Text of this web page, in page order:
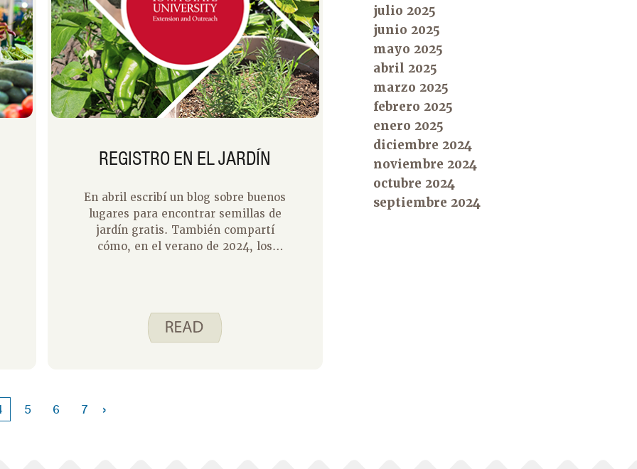
principales que usan frijoles negros
enlatados para la proteína.
REGISTRO EN EL JARDÍN
En abril escribí un blog sobre buenos
lugares para encontrar semillas de
jardín gratis. También compartí
cómo, en el verano de 2024, los
año, hicimos algunos cambios en
nuestro jardín y nos sentimos
exitosos. Usamos un spray
5 6 7 ›
julio 2025
junio 2025
mayo 2025
abril 2025
marzo 2025
febrero 2025
enero 2025
diciembre 2024
noviembre 2024
octubre 2024
septiembre 2024